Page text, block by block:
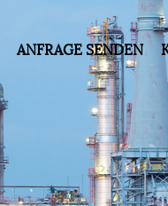
ANFRAGE SENDEN